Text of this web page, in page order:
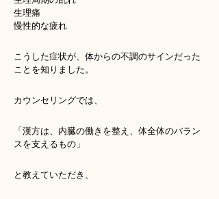
生理痛
慢性的な疲れ
こうした症状が、体からの不調のサインだった
ことを知りました。
カウンセリングでは、
「漢方は、内臓の働きを整え、体全体のバラン
スを支えるもの」
と教えていただき、